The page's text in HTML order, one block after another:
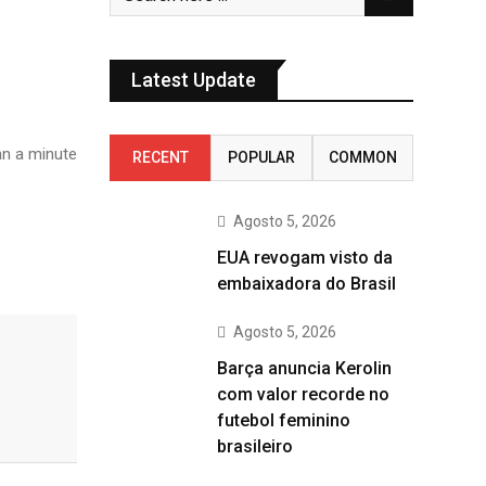
a minute
Latest Update
RECENT POPULAR COMMON
Agosto 5, 2026
EUA revogam visto da
embaixadora do Brasil
Agosto 5, 2026
Barça anuncia Kerolin
com valor recorde no
futebol feminino
brasileiro